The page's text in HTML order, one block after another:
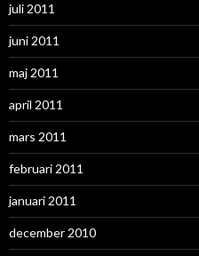
juli 2011
juni 2011
maj 2011
april 2011
mars 2011
februari 2011
januari 2011
december 2010